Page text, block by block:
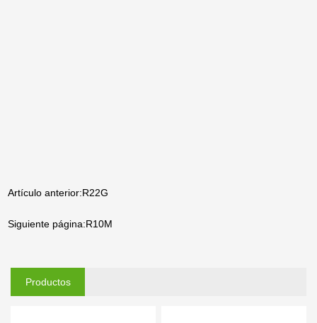
Artículo anterior:R22G
Siguiente página:R10M
Productos